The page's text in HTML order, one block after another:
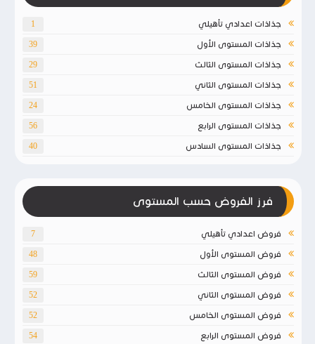
جذاذات اعدادي تأهيلي 1
جذاذات المستوى الأول 39
جذاذات المستوى الثالث 29
جذاذات المستوى الثاني 51
جذاذات المستوى الخامس 24
جذاذات المستوى الرابع 56
جذاذات المستوى السادس 40
فرز الفروض حسب المستوى
فروض اعدادي تأهيلي 7
فروض المستوى الأول 48
فروض المستوى الثالث 59
فروض المستوى الثاني 52
فروض المستوى الخامس 52
فروض المستوى الرابع 54